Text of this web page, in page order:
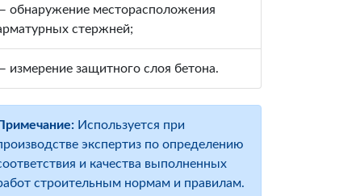
обнаружение месторасположения
стержней;
измерение защитного слоя бетона.
Используется при
экспертиз по определению
и качества выполненных
строительным нормам и правилам.